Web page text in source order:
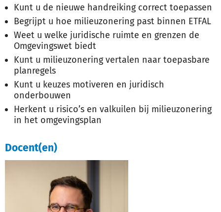
Kunt u de nieuwe handreiking correct toepassen
Begrijpt u hoe milieuzonering past binnen ETFAL
Weet u welke juridische ruimte en grenzen de
Omgevingswet biedt
Kunt u milieuzonering vertalen naar toepasbare
planregels
Kunt u keuzes motiveren en juridisch
onderbouwen
Herkent u risico’s en valkuilen bij milieuzonering
in het omgevingsplan
Docent(en)